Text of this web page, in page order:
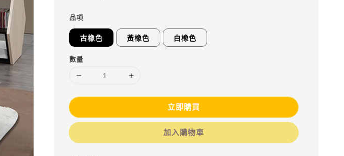
品項
古橡色 黃橡色 白橡色
數量
立即購買
加入購物車